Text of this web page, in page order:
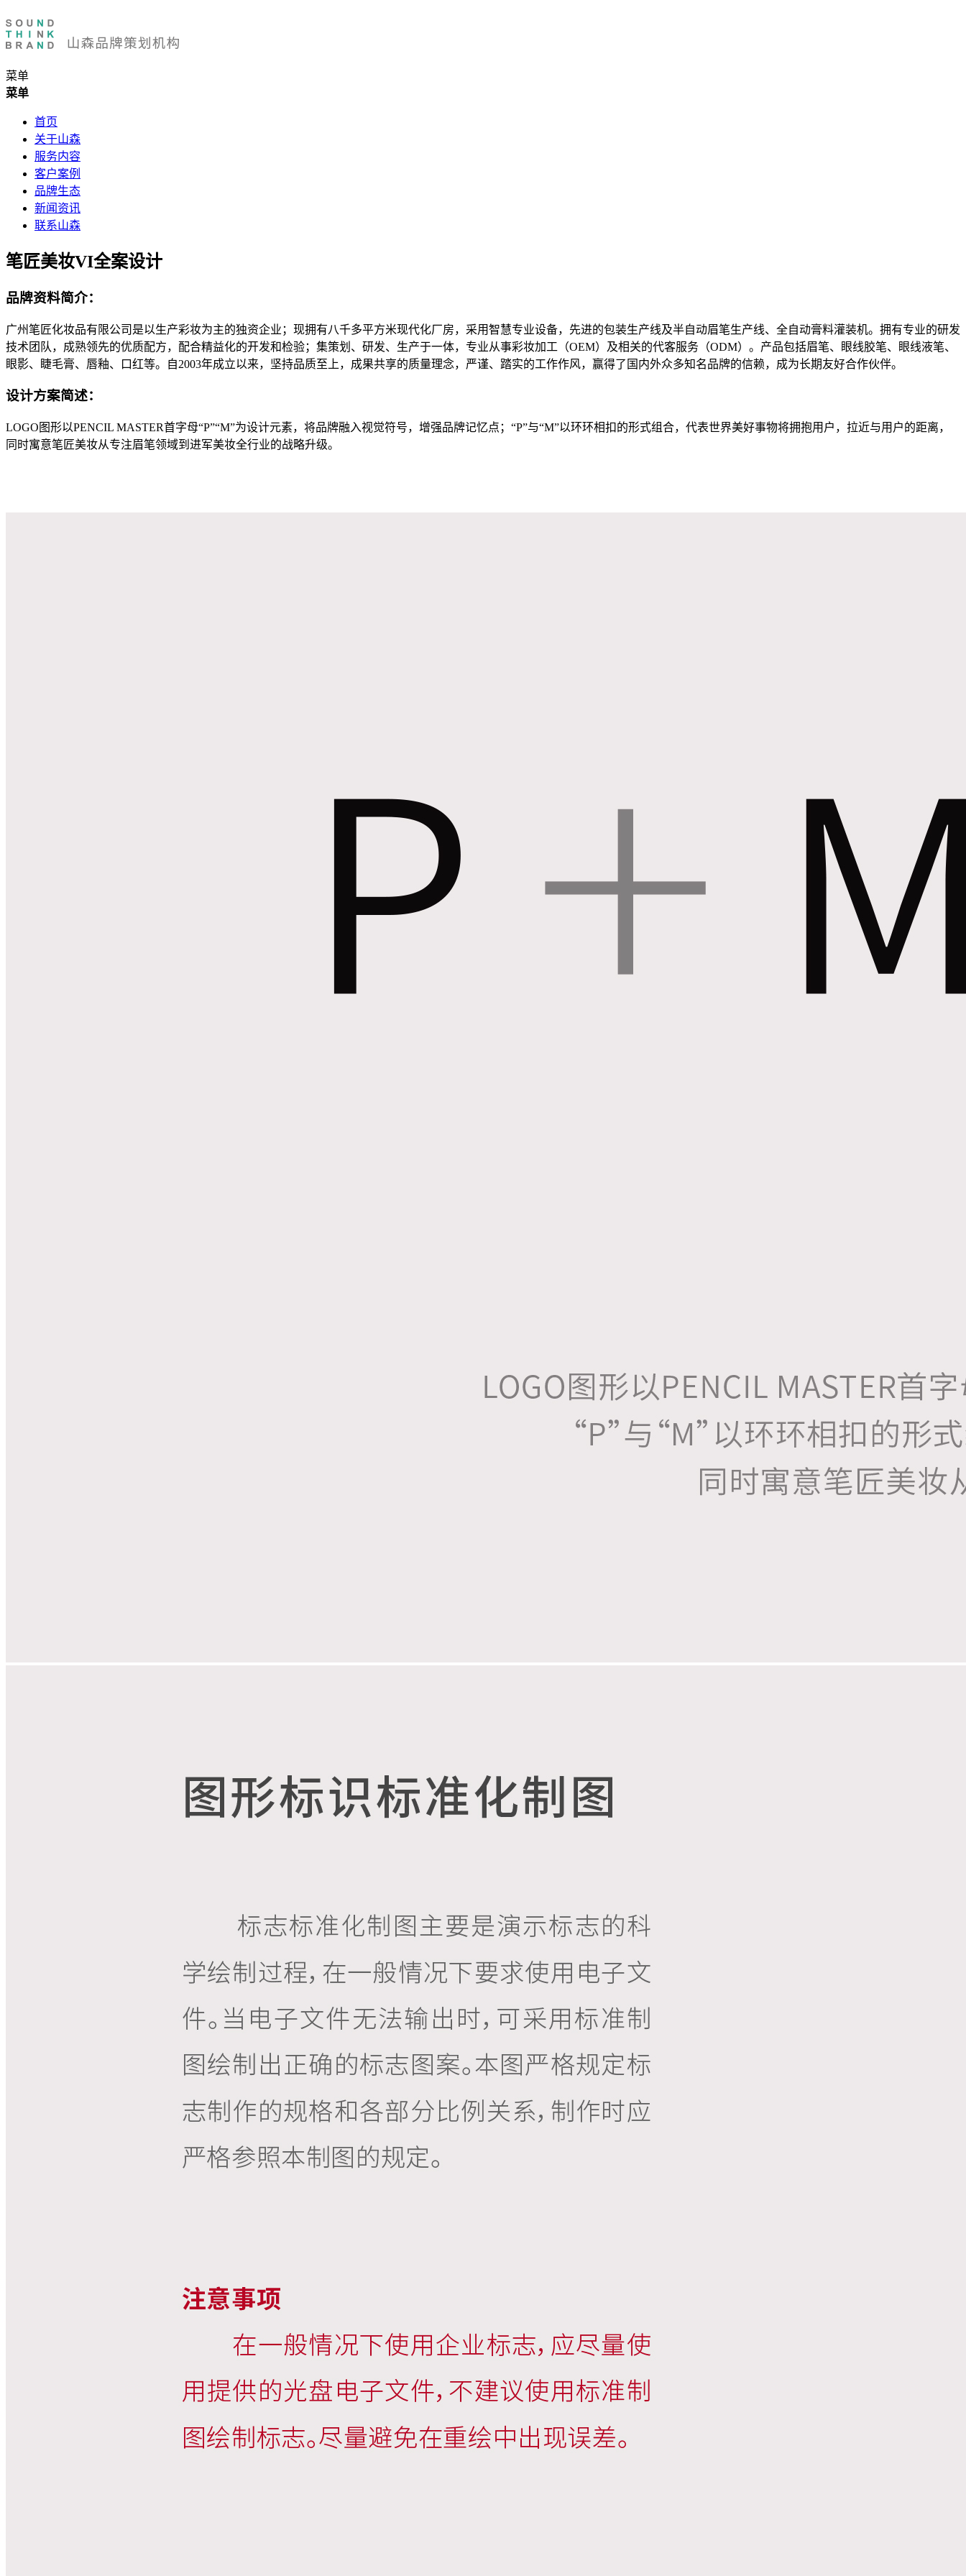
菜单
菜单
首页
关于山森
服务内容
客户案例
品牌生态
新闻资讯
联系山森
笔匠美妆VI全案设计
品牌资料简介：
广州笔匠化妆品有限公司是以生产彩妆为主的独资企业；现拥有八千多平方米现代化厂房，采用智慧专业设备，先进的包装生产线及半自动眉笔生产线、全自动膏料灌装机。拥有专业的研发
技术团队，成熟领先的优质配方，配合精益化的开发和检验；集策划、研发、生产于一体，专业从事彩妆加工（OEM）及相关的代客服务（ODM）。产品包括眉笔、眼线胶笔、眼线液笔、
眼影、睫毛膏、唇釉、口红等。自2003年成立以来，坚持品质至上，成果共享的质量理念，严谨、踏实的工作作风，赢得了国内外众多知名品牌的信赖，成为长期友好合作伙伴。
设计方案简述：
LOGO图形以PENCIL MASTER首字母“P”“M”为设计元素，将品牌融入视觉符号，增强品牌记忆点；“P”与“M”以环环相扣的形式组合，代表世界美好事物将拥抱用户，拉近与用户的距离，
同时寓意笔匠美妆从专注眉笔领域到进军美妆全行业的战略升级。